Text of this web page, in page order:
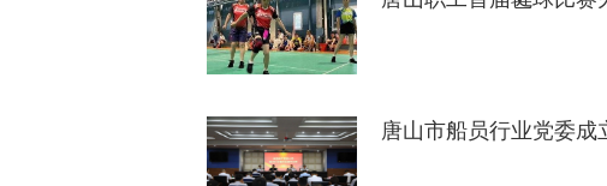
唐山市船员行业党委成